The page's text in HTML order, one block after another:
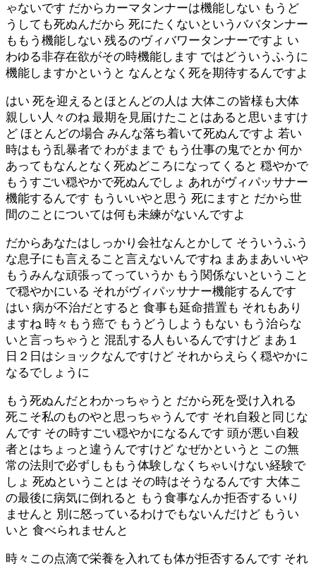
ゃないです だからカーマタンナーは機能しない もうど
うしても死ぬんだから 死にたくないというババタンナー
ももう機能しない 残るのヴィバワータンナーですよ い
わゆる非存在欲がその時機能します ではどういうふうに
機能しますかというと なんとなく死を期待するんですよ
はい 死を迎えるとほとんどの人は 大体この皆様も大体
親しい人々のね 最期を見届けたことはあると思いますけ
ど ほとんどの場合 みんな落ち着いて死ぬんですよ 若い
時はもう乱暴者で わがままで もう仕事の鬼でとか 何か
あってもなんとなく死ぬどころになってくると 穏やかで
もうすごい穏やかで死ぬんでしょ あれがヴィパッサナー
機能するんです もういいやと思う 死にますと だから世
間のことについては何も未練がないんですよ
だからあなたはしっかり会社なんとかして そういうふう
な息子にも言えること言えないんですね まあまあいいや
もうみんな頑張ってっていうか もう関係ないということ
で穏やかにいる それがヴィパッサナー機能するんです
はい 病が不治だとすると 食事も延命措置も それもあり
ますね 時々もう癌で もうどうしようもない もう治らな
いと言っちゃうと 混乱する人もいるんですけど まあ１
日２日はショックなんですけど それからえらく穏やかに
なるでしょうに
もう死ぬんだとわかっちゃうと だから死を受け入れる
死こそ私のものやと思っちゃうんです それ自殺と同じな
んです その時すごい穏やかになるんです 頭が悪い自殺
者とはちょっと違うんですけど なぜかというと この無
常の法則で必ずしももう体験しなくちゃいけない経験で
しょ 死ぬということは その時はそうなるんです 大体こ
の最後に病気に倒れると もう食事なんか拒否する いり
ませんと 別に怒っているわけでもないんだけど もうい
いと 食べられませんと
時々この点滴で栄養を入れても体が拒否するんです それ